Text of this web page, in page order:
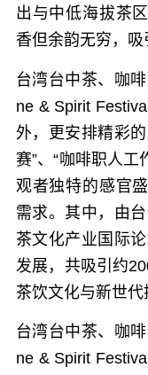
出与中低海拔茶
香但余韵无穷，吸
台湾台中茶、咖
ne & Spirit
外，更安排精彩
赛”、“咖啡职人工
观者独特的感官
需求。其中，由
茶文化产业国际
发展，共吸引约
茶饮文化与新世代
台湾台中茶、咖
ne & Spirit